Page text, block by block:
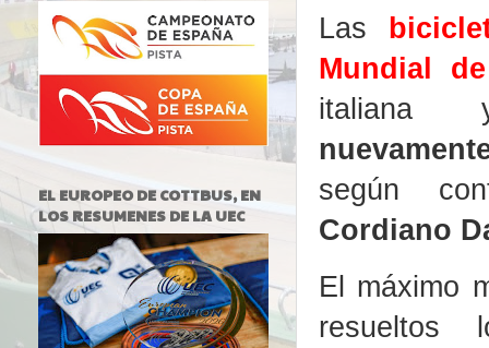
Las
Mundial
según
Cordiano
El máximo
resueltos
EL EUROPEO DE COTTBUS, EN
LOS RESUMENES DE LA UEC